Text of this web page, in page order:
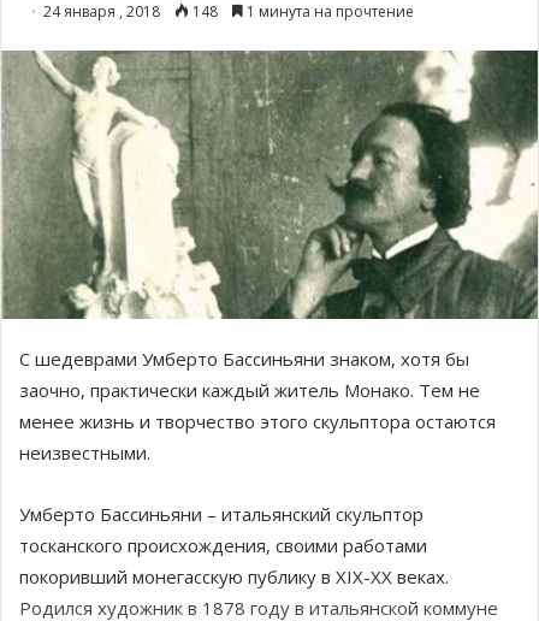
24 января , 2018 148 1 минута на прочтение
С шедеврами Умберто Бассиньяни знаком, хотя бы
заочно, практически каждый житель Монако. Тем не
менее жизнь и творчество этого скульптора остаются
неизвестными.
Умберто Бассиньяни – итальянский скульптор
тосканского происхождения, своими работами
покоривший монегасскую публику в XIX-XX веках.
Родился художник в 1878 году в итальянской коммуне